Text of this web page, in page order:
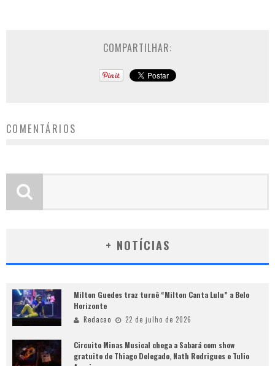
COMPARTILHAR:
COMENTÁRIOS
+ NOTÍCIAS
Milton Guedes traz turnê “Milton Canta Lulu” a Belo
Horizonte
Redacao 22 de julho de 2026
Circuito Minas Musical chega a Sabará com show
gratuito de Thiago Delegado, Nath Rodrigues e Tulio